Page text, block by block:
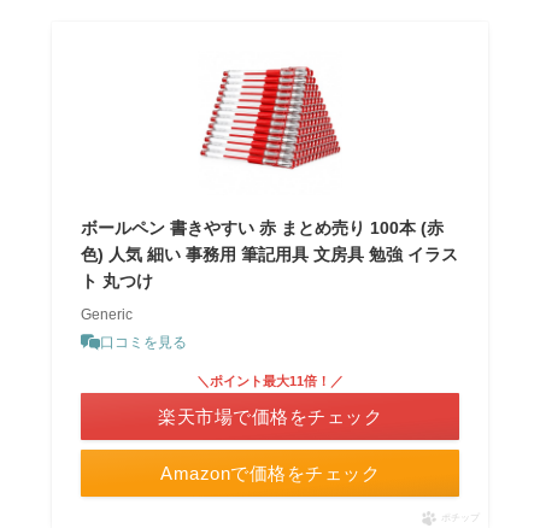
ボールペン 書きやすい 赤 まとめ売り 100本 (赤
色) 人気 細い 事務用 筆記用具 文房具 勉強 イラス
ト 丸つけ
Generic
口コミを見る
Amazonで価格をチェック
＼ポイント最大11倍！／
楽天市場で価格をチェック
ポチップ